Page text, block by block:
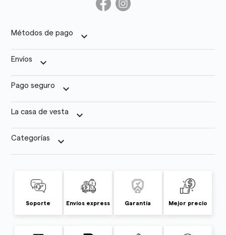
Métodos de pago keyboard_arrow_down
Envíos keyboard_arrow_down
Pago seguro keyboard_arrow_down
La casa de vesta keyboard_arrow_down
Categorías keyboard_arrow_down
Soporte Envíos express Garantía Mejor precio